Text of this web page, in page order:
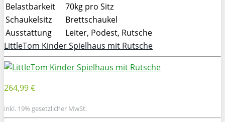
Belastbarkeit
70kg pro Sitz
Schaukelsitz
Brettschaukel
Ausstattung
Leiter, Podest, Rutsche
LittleTom Kinder Spielhaus mit Rutsche
264,99 €
inkl. 19% gesetzlicher MwSt.